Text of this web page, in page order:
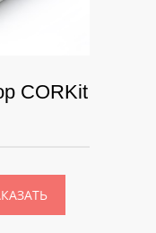
CORKit